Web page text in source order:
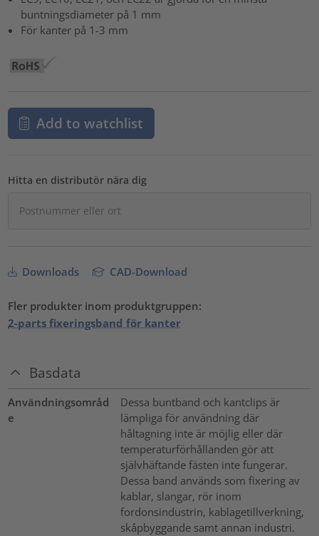
buntningsdiameter på 1 mm
För kanter på 1-3 mm
Add to watchlist
Hitta en distributör nära dig
Downloads CAD-Download
Fler produkter inom produktgruppen:
2-parts fixeringsband för kanter
Basdata
Användningsområd
e
Dessa buntband och kantclips är
lämpliga för användning där
håltagning inte är möjlig eller där
temperaturförhållanden gör att
självhäftande fästen inte fungerar.
Dessa band används som fixering av
kablar, slangar, rör inom
fordonsindustrin, kablagetillverkning,
skåpbyggande samt annan industri.